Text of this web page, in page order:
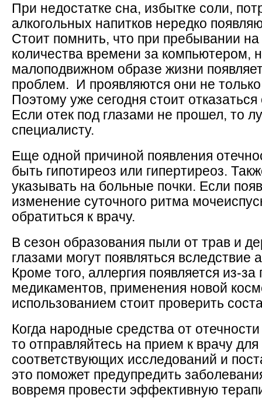
При недостатке сна, избытке соли,
алкогольных напитков нередко
Стоит помнить, что при пребывании
количества времени за компьютером,
малоподвижном образе жизни
проблем. И проявляются они не
Поэтому уже сегодня стоит
Если отек под глазами не прошел, то
специалисту.
Еще одной причиной появления
быть гипотиреоз или гипертиреоз.
указывать на больные почки. Если
изменение суточного ритма
обратиться к врачу.
В сезон образования пыли от трав и
глазами могут появляться вследствие
Кроме того, аллергия появляется из-
медикаментов, применения новой
использованием стоит проверить
Когда народные средства от
то отправляйтесь на прием к врачу
соответствующих исследований и
это поможет предупредить
вовремя провести эффективную